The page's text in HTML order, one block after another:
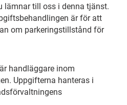
lämnar till oss i denna tjänst.
är för att
om parkeringstillstånd för
handläggare inom
Uppgifterna hanteras i